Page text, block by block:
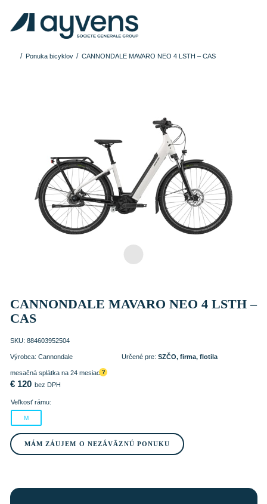
Ponuka bicyklov CANNONDALE MAVARO NEO 4 LSTH – CAS
CANNONDALE MAVARO NEO 4 LSTH –
CAS
SKU: 884603952504
Výrobca: Cannondale Určené pre: SZČO, firma, flotila
?
mesačná splátka na 24 mesiacov
€120 bez DPH
Veľkosť rámu:
M
MÁM ZÁUJEM O NEZÁVÄZNÚ PONUKU